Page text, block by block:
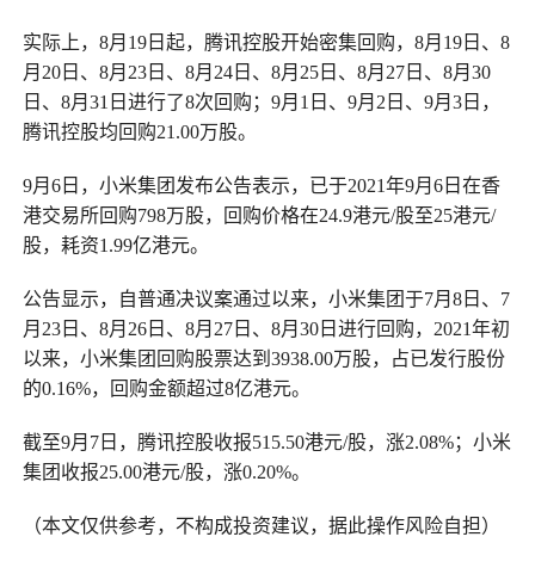
实际上，8月19日起，腾讯控股开始密集回购，8月19日、8
月20日、8月23日、8月24日、8月25日、8月27日、8月30
日、8月31日进行了8次回购；9月1日、9月2日、9月3日，
腾讯控股均回购21.00万股。
9月6日，小米集团发布公告表示，已于2021年9月6日在香
港交易所回购798万股，回购价格在24.9港元/股至25港元/
股，耗资1.99亿港元。
公告显示，自普通决议案通过以来，小米集团于7月8日、7
月23日、8月26日、8月27日、8月30日进行回购，2021年初
以来，小米集团回购股票达到3938.00万股，占已发行股份
的0.16%，回购金额超过8亿港元。
截至9月7日，腾讯控股收报515.50港元/股，涨2.08%；小米
集团收报25.00港元/股，涨0.20%。
（本文仅供参考，不构成投资建议，据此操作风险自担）